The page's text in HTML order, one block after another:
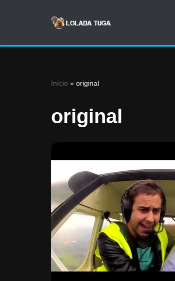
Início » original
original